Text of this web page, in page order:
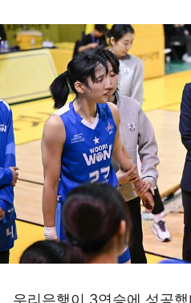
우리은행이 3연승에 성공했